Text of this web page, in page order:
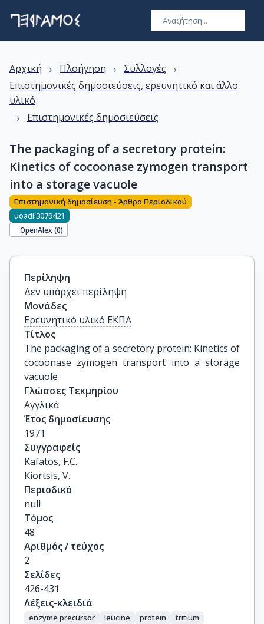
Αρχική › Πλοήγηση › Συλλογές ›
Επιστημονικές δημοσιεύσεις, ερευνητικό και άλλο
υλικό
› Επιστημονικές δημοσιεύσεις
The packaging of a secretory protein:
Kinetics of cocoonase zymogen transport
into a storage vacuole
Επιστημονική δημοσίευση - Άρθρο Περιοδικού
uoadl:3079421
OpenAlex (0)
Περίληψη
Δεν υπάρχει περίληψη
Μονάδες
Ερευνητικό υλικό ΕΚΠΑ
Τίτλος
The packaging of a secretory protein: Kinetics of
cocoonase zymogen transport into a storage
vacuole
Γλώσσες Τεκμηρίου
Αγγλικά
Έτος δημοσίευσης
1971
Συγγραφείς
Kafatos, F.C.
Kiortsis, V.
Περιοδικό
null
Τόμος
48
Αριθμός / τεύχος
2
Σελίδες
426-431
Λέξεις-κλειδιά
enzyme precursor leucine protein
tritium